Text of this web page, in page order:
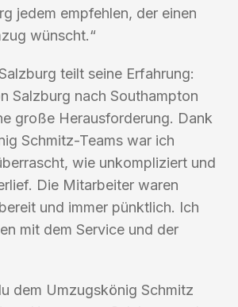
jedem empfehlen, der einen
wünscht.“
teilt seine Erfahrung:
Salzburg nach Southampton
große Herausforderung. Dank
Schmitz-Teams war ich
wie unkompliziert und
Die Mitarbeiter waren
und immer pünktlich. Ich
mit dem Service und der
dem Umzugskönig Schmitz